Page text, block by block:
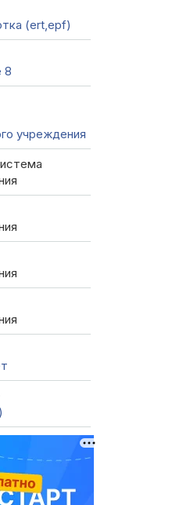
(ert,epf)
8
учреждения